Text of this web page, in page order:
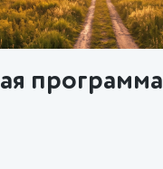
программа